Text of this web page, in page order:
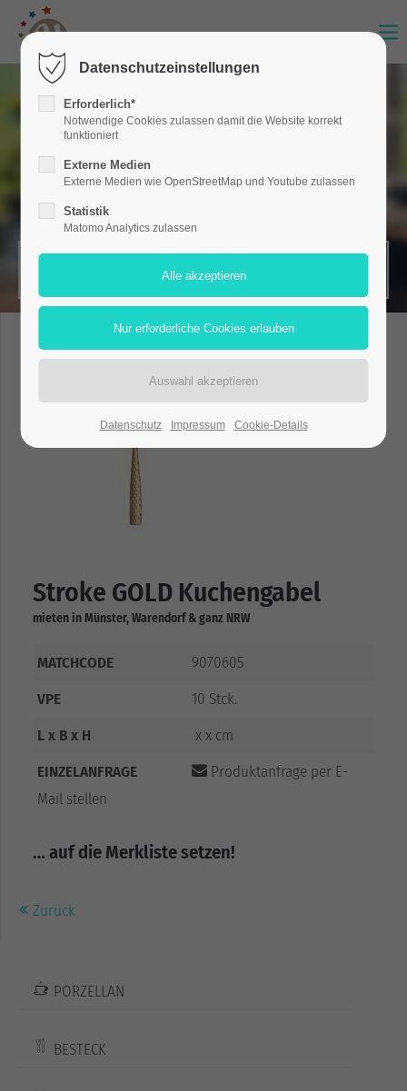
MERKZETTEL (0)
Stroke GOLD Kuchengabel
mieten in Münster, Warendorf & ganz NRW
MATCHCODE
9070605
VPE
10 Stck.
L x B x H
x x cm
EINZELANFRAGE
Produktanfrage per E-
Mail stellen
… auf die Merkliste setzen!
Zurück
PORZELLAN
BESTECK
Datenschutzeinstellungen
Erforderlich*
Notwendige Cookies zulassen damit die Website korrekt
funktioniert
Externe Medien
Externe Medien wie OpenStreetMap und Youtube zulassen
Statistik
Matomo Analytics zulassen
Datenschutz Impressum Cookie-Details